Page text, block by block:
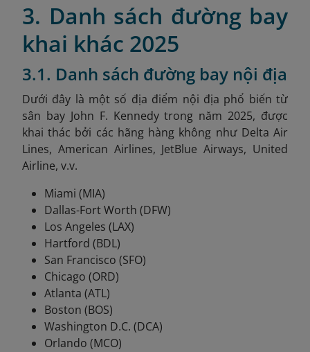
3. Danh sách đường bay
khai khác 2025
3.1. Danh sách đường bay nội địa
Dưới đây là một số địa điểm nội địa phổ biến từ
sân bay John F. Kennedy trong năm 2025, được
khai thác bởi các hãng hàng không như Delta Air
Lines, American Airlines, JetBlue Airways, United
Airline, v.v.
Miami (MIA)
Dallas-Fort Worth (DFW)
Los Angeles (LAX)
Hartford (BDL)
San Francisco (SFO)
Chicago (ORD)
Atlanta (ATL)
Boston (BOS)
Washington D.C. (DCA)
Orlando (MCO)